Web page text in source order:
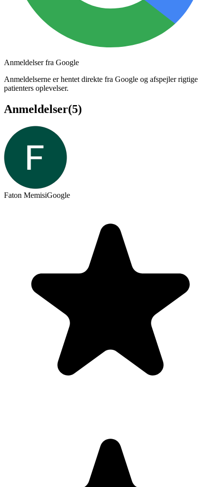
Anmeldelser fra Google
Anmeldelserne er hentet direkte fra Google og afspejler rigtige
patienters oplevelser.
Anmeldelser(5)
Faton MemisiGoogle